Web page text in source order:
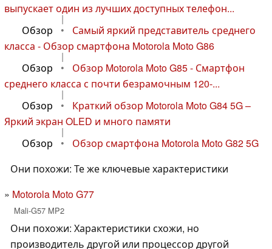
выпускает один из лучших доступных телефон...
|
Обзор
•
Самый яркий представитель среднего
класса - Обзор смартфона Motorola Moto G86
|
Обзор
•
Обзор Motorola Moto G85 - Смартфон
среднего класса с почти безрамочным 120-...
|
Обзор
•
Краткий обзор Motorola Moto G84 5G –
Яркий экран OLED и много памяти
|
Обзор
•
Обзор смартфона Motorola Moto G82 5G
Они похожи: Те же ключевые характеристики
Motorola Moto G77
Mali-G57 MP2
Они похожи: Характеристики схожи, но
производитель другой или процессор другой